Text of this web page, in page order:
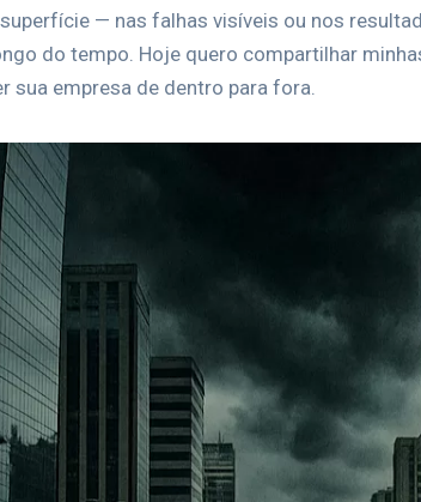
— nas falhas visíveis ou nos
do tempo. Hoje quero compartilhar
sua empresa de dentro para fora.